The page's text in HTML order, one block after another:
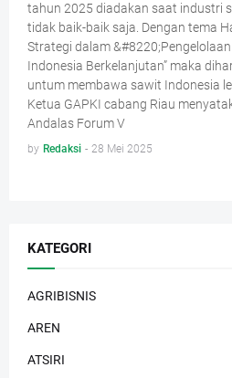
tahun 2025 diadakan saat industri
tidak baik-baik saja. Dengan tema
Strategi dalam
Indonesia Berkelanjutan” maka
untum membawa sawit Indonesia
Ketua GAPKI cabang Riau
Andalas Forum V
by Redaksi - 28 Mei 2025
KATEGORI
AGRIBISNIS
AREN
ATSIRI